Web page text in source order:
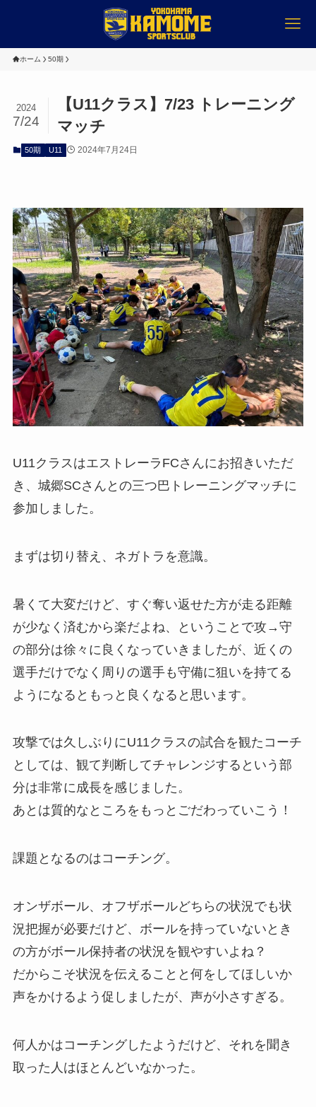
ホーム 50期
【U11クラス】7/23 トレーニング
マッチ
2024
7/24
50期 U11 2024年7月24日
U11クラスはエストレーラFCさんにお招きいただ
き、城郷SCさんとの三つ巴トレーニングマッチに
参加しました。
まずは切り替え、ネガトラを意識。
暑くて大変だけど、すぐ奪い返せた方が走る距離
が少なく済むから楽だよね、ということで攻→守
の部分は徐々に良くなっていきましたが、近くの
選手だけでなく周りの選手も守備に狙いを持てる
ようになるともっと良くなると思います。
攻撃では久しぶりにU11クラスの試合を観たコーチ
としては、観て判断してチャレンジするという部
分は非常に成長を感じました。
あとは質的なところをもっとごだわっていこう！
課題となるのはコーチング。
オンザボール、オフザボールどちらの状況でも状
況把握が必要だけど、ボールを持っていないとき
の方がボール保持者の状況を観やすいよね？
だからこそ状況を伝えることと何をしてほしいか
声をかけるよう促しましたが、声が小さすぎる。
何人かはコーチングしたようだけど、それを聞き
取った人はほとんどいなかった。